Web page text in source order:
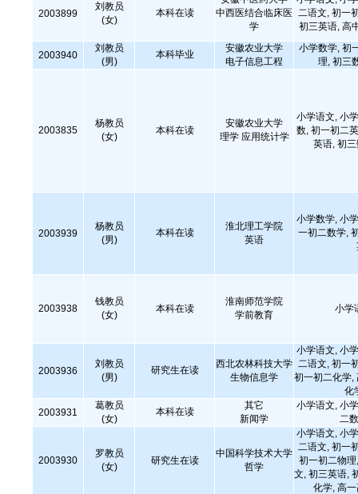
2003899
刘教员
(女)
本科在读
中西医结合临床医
学
二语文, 初一
初三英语, 高
2003940
刘教员
(男)
本科毕业
安徽农业大学
电子信息工程
小学数学, 初
理, 初三
2003835
杨教员
(女)
本科在读
安徽农业大学
理学 应用统计学
小学语文, 小
数, 初一初二
英语, 初
2003939
杨教员
(男)
本科在读
淮北理工学院
英语
小学数学, 小
一初二数学,
2003938
钱教员
(女)
本科在读
淮南师范学院
学前教育
小学
2003936
刘教员
(男)
研究生在读
西北农林科技大学
生物信息学
小学语文, 小
二语文, 初一
初一初二化学,
化
2003931
葛教员
(女)
本科在读
其它
新闻学
小学语文, 小
二
2003930
罗教员
(女)
研究生在读
中国科学技术大学
哲学
小学语文, 小
二语文, 初一
初一初二物
文, 初三英语,
化学, 高